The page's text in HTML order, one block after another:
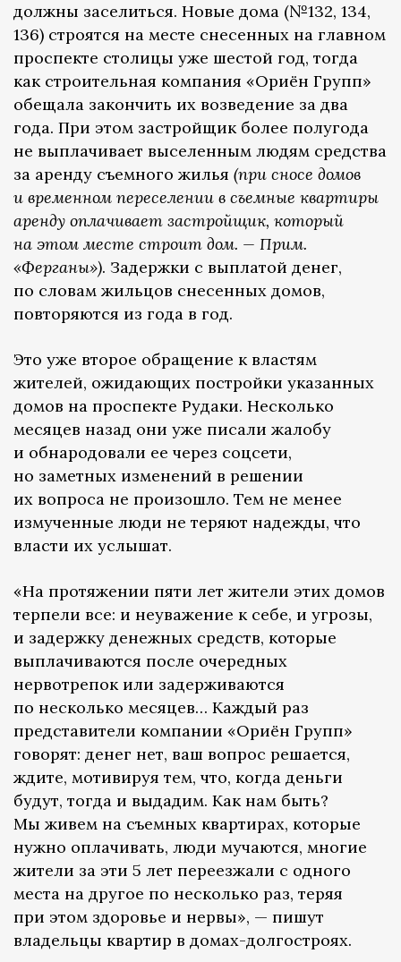
должны заселиться. Новые дома (№132, 134,
136) строятся на месте снесенных на главном
проспекте столицы уже шестой год, тогда
как строительная компания «Ориён Групп»
обещала закончить их возведение за два
года. При этом застройщик более полугода
не выплачивает выселенным людям средства
за аренду съемного жилья (при сносе домов
и временном переселении в съемные квартиры
аренду оплачивает застройщик, который
на этом месте строит дом. — Прим.
«Ферганы»). Задержки с выплатой денег,
по словам жильцов снесенных домов,
повторяются из года в год.
Это уже второе обращение к властям
жителей, ожидающих постройки указанных
домов на проспекте Рудаки. Несколько
месяцев назад они уже писали жалобу
и обнародовали ее через соцсети,
но заметных изменений в решении
их вопроса не произошло. Тем не менее
измученные люди не теряют надежды, что
власти их услышат.
«На протяжении пяти лет жители этих домов
терпели все: и неуважение к себе, и угрозы,
и задержку денежных средств, которые
выплачиваются после очередных
нервотрепок или задерживаются
по несколько месяцев… Каждый раз
представители компании «Ориён Групп»
говорят: денег нет, ваш вопрос решается,
ждите, мотивируя тем, что, когда деньги
будут, тогда и выдадим. Как нам быть?
Мы живем на съемных квартирах, которые
нужно оплачивать, люди мучаются, многие
жители за эти 5 лет переезжали с одного
места на другое по несколько раз, теряя
при этом здоровье и нервы», — пишут
владельцы квартир в домах-долгостроях.